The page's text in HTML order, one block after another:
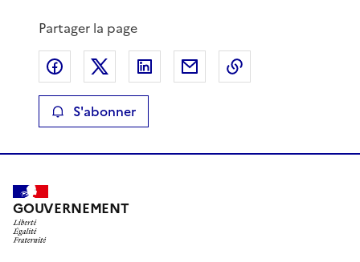
Partager la page
Partager sur Facebook
Partager sur XPartager sur LinkedIn
Partager par email
S'abonner
GOUVERNEMENT